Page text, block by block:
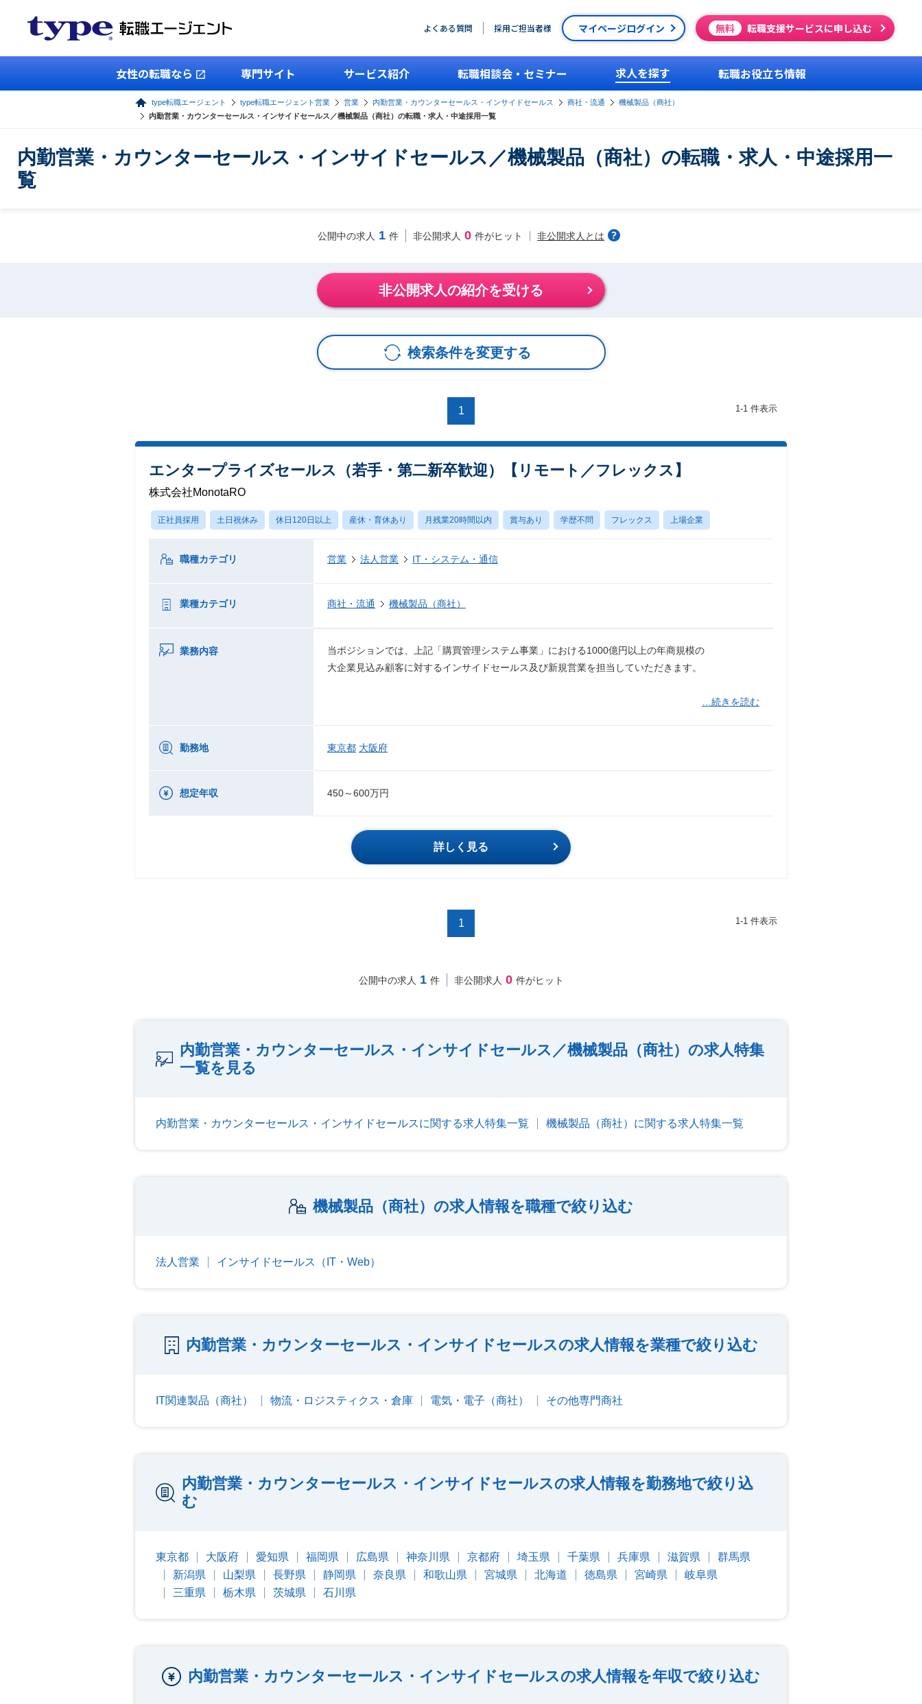
よくある質問 採用ご担当者様 マイページログイン 無料 転職支援サービスに申し込む
女性の転職なら 専門サイト サービス紹介 転職相談会・セミナー 求人を探す 転職お役立ち情報
type転職エージェント type転職エージェント営業 営業 内勤営業・カウンターセールス・インサイドセールス 商社・流通
機械製品（商社）
内勤営業・カウンターセールス・インサイドセールス／機械製品（商社）の転職・求人・中途採用一覧
内勤営業・カウンターセールス・インサイドセールス／機械製品（商社）の転職・求人・中途採用一
覧
公開中の求人 1 件 非公開求人 0 件がヒット 非公開求人とは
非公開求人の紹介を受ける
検索条件を変更する
1 1-1 件表示
エンタープライズセールス（若手・第二新卒歓迎）【リモート／フレックス】
株式会社MonotaRO
正社員採用 土日祝休み 休日120日以上 産休・育休あり 月残業20時間以内 賞与あり 学歴不問 フレックス 上場企業
職種カテゴリ 営業 法人営業 IT・システム・通信
業種カテゴリ 商社・流通 機械製品（商社）
業務内容
当ポジションでは、上記「購買管理システム事業」における1000億円以上の年商規模の
大企業見込み顧客に対するインサイドセールス及び新規営業を担当していただきます。
…続きを読む
勤務地 東京都 大阪府
想定年収 450～600万円
詳しく見る
1 1-1 件表示
公開中の求人 1 件 非公開求人 0 件がヒット
内勤営業・カウンターセールス・インサイドセールス／機械製品（商社）の求人特集
一覧を見る
内勤営業・カウンターセールス・インサイドセールスに関する求人特集一覧 機械製品（商社）に関する求人特集一覧
機械製品（商社）の求人情報を職種で絞り込む
法人営業 インサイドセールス（IT・Web）
内勤営業・カウンターセールス・インサイドセールスの求人情報を業種で絞り込む
IT関連製品（商社） 物流・ロジスティクス・倉庫 電気・電子（商社） その他専門商社
内勤営業・カウンターセールス・インサイドセールスの求人情報を勤務地で絞り込
む
東京都 大阪府 愛知県 福岡県 広島県 神奈川県 京都府 埼玉県 千葉県 兵庫県 滋賀県
群馬県
新潟県
山梨県 長野県 静岡県 奈良県 和歌山県 宮城県 北海道 徳島県 宮崎県
岐阜県
三重県
栃木県 茨城県 石川県
内勤営業・カウンターセールス・インサイドセールスの求人情報を年収で絞り込む